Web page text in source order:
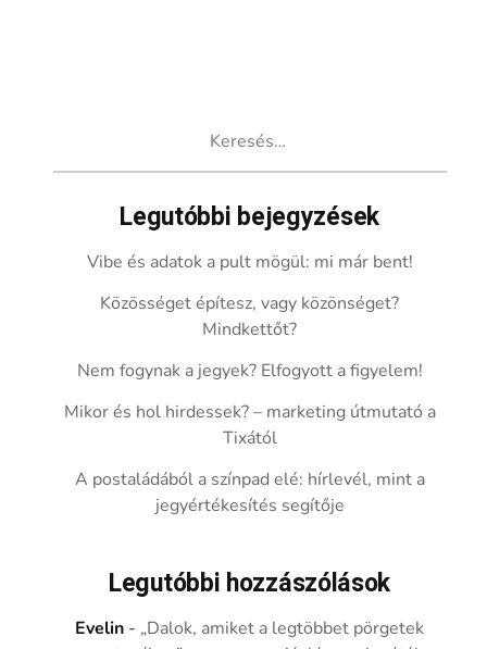
Legutóbbi bejegyzések
Vibe és adatok a pult mögül: mi már bent!
Közösséget építesz, vagy közönséget?
Mindkettőt?
Nem fogynak a jegyek? Elfogyott a figyelem!
Mikor és hol hirdessek? – marketing útmutató a
Tixától
A postaládából a színpad elé: hírlevél, mint a
jegyértékesítés segítője
Legutóbbi hozzászólások
Evelin - „Dalok, amiket a legtöbbet pörgetek